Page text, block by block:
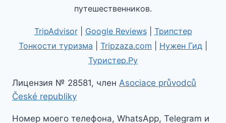
путешественников.
TripAdvisor| Google Reviews| Трипстер
Тонкости туризма
Tripzaza.com Нужен Гид
Туристер.Ру
Лицензия № 28581, член Asociace průvodců
České republiky
Номер моего телефона, WhatsApp, Telegram и